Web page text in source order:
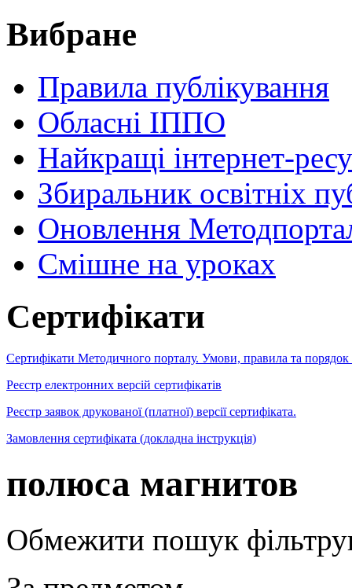
Вибране
Правила публікування
Обласні ІППО
Найкращі інтернет-
Збиральник освітніх
Оновлення
Cмішне на уроках
Сертифікати
Сертифікати Методичного порталу. Умови, правила та порядок
Реєстр електронних версій сертифікатів
Реєстр заявок друкованої (платної) версії сертифіката.
Замовлення сертифіката (докладна інструкція)
полюса магнитов
Обмежити пошук